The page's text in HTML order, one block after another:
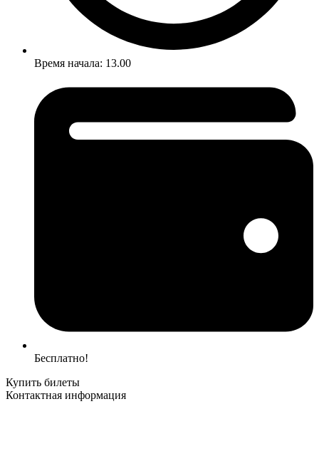
Время начала: 13.00
Бесплатно!
Купить билеты
Контактная информация